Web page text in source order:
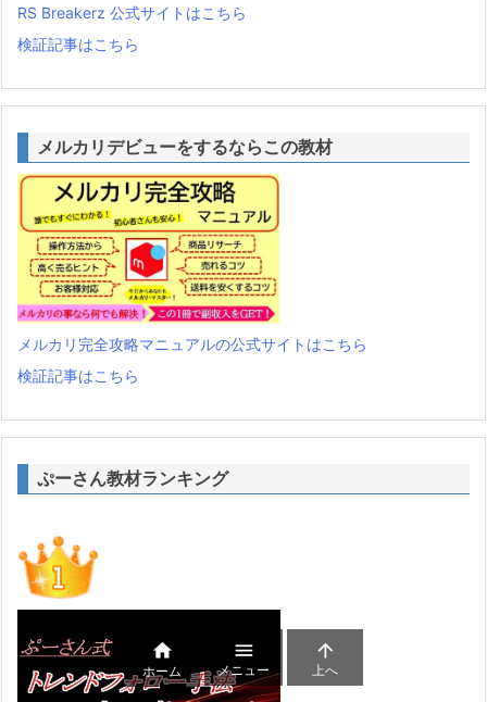
RS Breakerz 公式サイトはこちら
検証記事はこちら
メルカリデビューをするならこの教材
メルカリ完全攻略マニュアルの公式サイトはこちら
検証記事はこちら
ぷーさん教材ランキング

ホーム

メニュー

上へ